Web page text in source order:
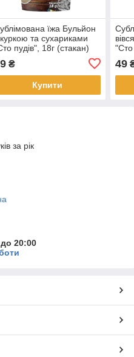
їжа Бульйон
та сухариками
пудів", 18г (стакан)
₴
Купити
"Сто
49
за рік
20:00